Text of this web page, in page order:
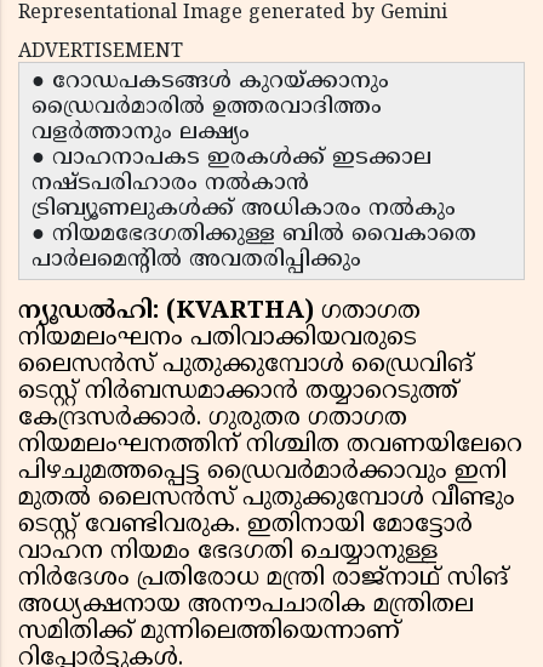
Representational Image generated by Gemini
ADVERTISEMENT
● റോഡപകടങ്ങൾ കുറയ്ക്കാനും
ഡ്രൈവർമാരിൽ ഉത്തരവാദിത്തം
വളർത്താനും ലക്ഷ്യം
● വാഹനാപകട ഇരകൾക്ക് ഇടക്കാല
നഷ്ടപരിഹാരം നൽകാൻ
ട്രിബ്യൂണലുകൾക്ക് അധികാരം നൽകും
● നിയമഭേദഗതിക്കുള്ള ബിൽ വൈകാതെ
പാർലമെന്റിൽ അവതരിപ്പിക്കും
ന്യൂഡൽഹി: (KVARTHA) ഗതാഗത
നിയമലംഘനം പതിവാക്കിയവരുടെ
ലൈസൻസ് പുതുക്കുമ്പോൾ ഡ്രൈവിങ്
ടെസ്റ്റ് നിർബന്ധമാക്കാൻ തയ്യാറെടുത്ത്
കേന്ദ്രസർക്കാർ. ഗുരുതര ഗതാഗത
നിയമലംഘനത്തിന് നിശ്ചിത തവണയിലേറെ
പിഴചുമത്തപ്പെട്ട ഡ്രൈവർമാർക്കാവും ഇനി
മുതൽ ലൈസൻസ് പുതുക്കുമ്പോൾ വീണ്ടും
ടെസ്റ്റ് വേണ്ടിവരുക. ഇതിനായി മോട്ടോർ
വാഹന നിയമം ഭേദഗതി ചെയ്യാനുള്ള
നിർദേശം പ്രതിരോധ മന്ത്രി രാജ്‌നാഥ് സിങ്
അധ്യക്ഷനായ അനൗപചാരിക മന്ത്രിതല
സമിതിക്ക് മുന്നിലെത്തിയെന്നാണ്
റിപ്പോർട്ടുകൾ.